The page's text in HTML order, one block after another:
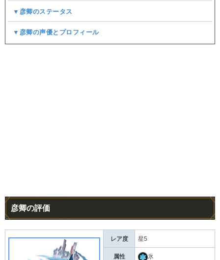
▼彦卿のステータス
▼彦卿の声優とプロフィール
彦卿の評価
レア度 星5
属性 氷